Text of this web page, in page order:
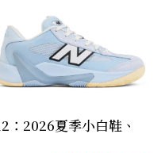
2026夏季小白鞋、